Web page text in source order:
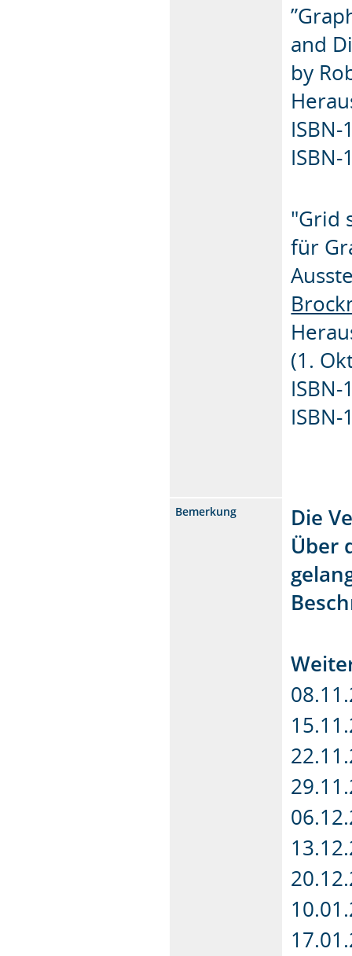
and
by
"Grid
für
Herausgeber ‏ :
(1.
Bemerkung
Die
Über